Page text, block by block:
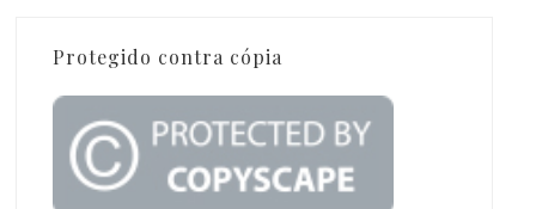
Protegido contra cópia